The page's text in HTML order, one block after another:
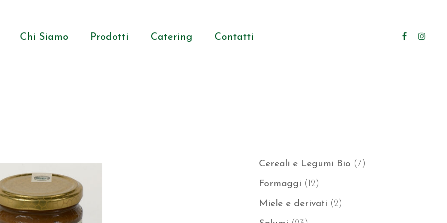
Chi Siamo Prodotti Catering Contatti
Cereali e Legumi Bio 7 7
Formaggi 1212
prodotti
Miele e derivati 22